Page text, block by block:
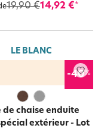
19,90 €14,92 €*
LE BLANC
-40%
de chaise enduite
extérieur - Lot